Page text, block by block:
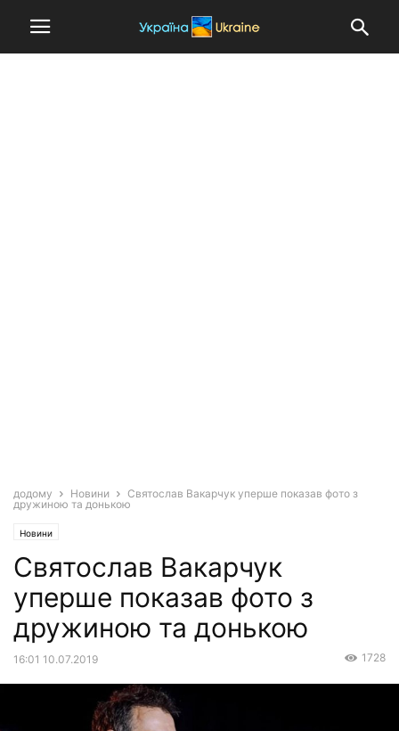
додому Новини
Святослав Вакарчук уперше показав фото з
дружиною та донькою
Новини
Святослав Вакарчук
уперше показав фото з
дружиною та донькою
16:01 10.07.2019 1728